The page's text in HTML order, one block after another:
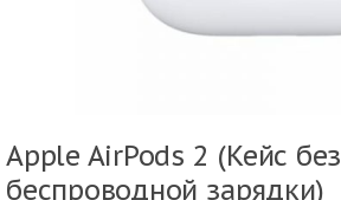
Apple AirPods 2 (Кейс без
беспроводной зарядки)